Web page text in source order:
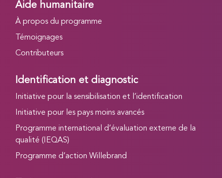
Aide humanitaire
À propos du programme
Témoignages
Contributeurs
Identification et diagnostic
Initiative pour la sensibilisation et l’identification
Initiative pour les pays moins avancés
Programme international d’évaluation externe de la
qualité (IEQAS)
Programme d’action Willebrand